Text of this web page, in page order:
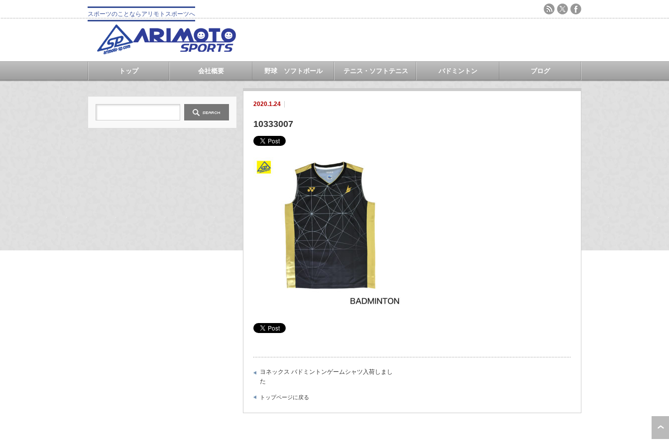
スポーツのことならアリモトスポーツへ
トップ 会社概要 野球 ソフトボール テニス・ソフトテニス バドミントン ブログ
2020.1.24
10333007
ヨネックス バドミントンゲームシャツ入荷しまし
た
トップページに戻る